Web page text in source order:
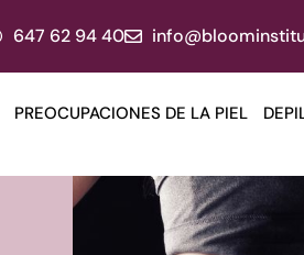
647 62 94 40
PREOCUPACIONES DE LA PIEL